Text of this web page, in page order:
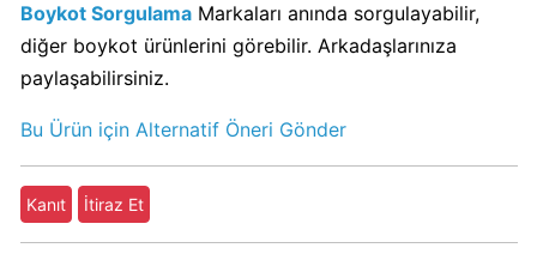
mu?
KFC
Kimin
Kim?
KitKat
Boykot
Boykot Sorgulama Markaları anında sorgulayabilir,
diğer boykot ürünlerini görebilir. Arkadaşlarınıza
paylaşabilirsiniz.
Bu Ürün için Alternatif Öneri Gönder
Kanıt İtiraz Et